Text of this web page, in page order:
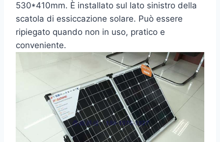
530*410mm. È installato sul lato sinistro della
scatola di essiccazione solare. Può essere
ripiegato quando non in uso, pratico e
conveniente.